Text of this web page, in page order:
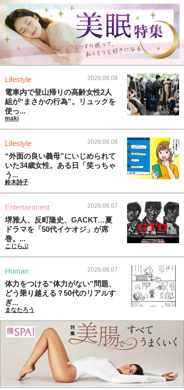
Lifestyle 2026.08.08
電車内で登山帰りの高齢女性2人
組が“まさかの行為”。リュックを
使っ...
maki
Lifestyle 2026.08.08
“外面の良い義母”にいじめられて
いた34歳女性。ある日「笑っちゃ
う...
鈴木詩子
Entertainment 2026.08.07
堺雅人、反町隆史、GACKT…夏
ドラマを「50代イケオジ」が席
巻。...
こじらぶ
Human 2026.08.07
体力をつける“体力がない”問題、
どう乗り越える？50代のリアルす
ぎ...
まなたろう